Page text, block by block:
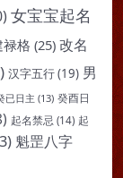
女宝宝起名
禄格 (25) 改名
汉字五行(19) 男
已日主 (13) 癸酉日
起名禁忌 (14) 起
魁罡八字